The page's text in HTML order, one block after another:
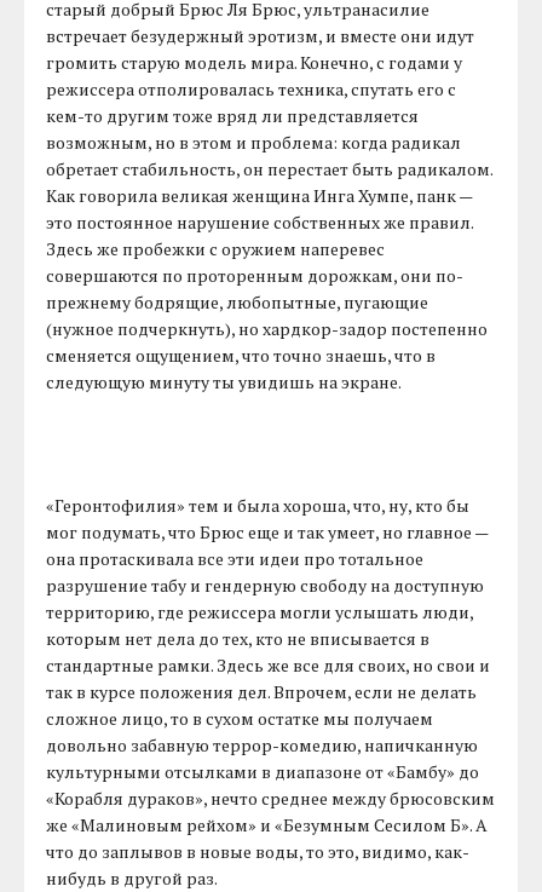
старый добрый Брюс Ля Брюс, ультранасилие
встречает безудержный эротизм, и вместе они идут
громить старую модель мира. Конечно, с годами у
режиссера отполировалась техника, спутать его с
кем-то другим тоже вряд ли представляется
возможным, но в этом и проблема: когда радикал
обретает стабильность, он перестает быть радикалом.
Как говорила великая женщина Инга Хумпе, панк —
это постоянное нарушение собственных же правил.
Здесь же пробежки с оружием наперевес
совершаются по проторенным дорожкам, они по-
прежнему бодрящие, любопытные, пугающие
(нужное подчеркнуть), но хардкор-задор постепенно
сменяется ощущением, что точно знаешь, что в
следующую минуту ты увидишь на экране.
«Геронтофилия» тем и была хороша, что, ну, кто бы
мог подумать, что Брюс еще и так умеет, но главное —
она протаскивала все эти идеи про тотальное
разрушение табу и гендерную свободу на доступную
территорию, где режиссера могли услышать люди,
которым нет дела до тех, кто не вписывается в
стандартные рамки. Здесь же все для своих, но свои и
так в курсе положения дел. Впрочем, если не делать
сложное лицо, то в сухом остатке мы получаем
довольно забавную террор-комедию, напичканную
культурными отсылками в диапазоне от «Бамбу» до
«Корабля дураков», нечто среднее между брюсовским
же «Малиновым рейхом» и «Безумным Сесилом Б». А
что до заплывов в новые воды, то это, видимо, как-
нибудь в другой раз.